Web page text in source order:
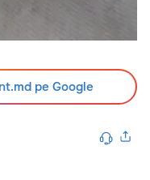
pe Google